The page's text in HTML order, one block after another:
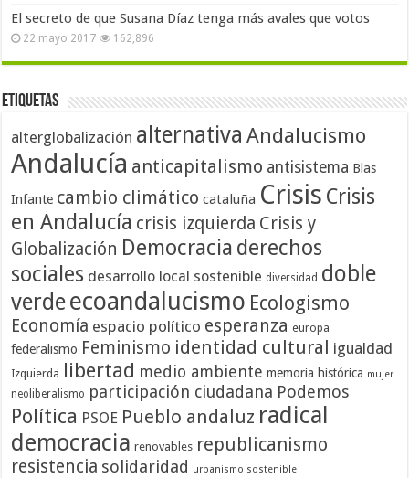
El secreto de que Susana Díaz tenga más avales que votos
22 mayo 2017 162,896
Etiquetas
alterglobalización alternativa Andalucismo
Andalucía anticapitalismo antisistema Blas
Infante cambio climático cataluña Crisis Crisis
en Andalucía crisis izquierda Crisis y
Globalización Democracia derechos
sociales desarrollo local sostenible diversidad doble
verdeecoandalucismo Ecologismo
Economía espacio político esperanza europa
federalismo Feminismo identidad cultural igualdad
Izquierda libertad medio ambiente memoria histórica mujer
neoliberalismo participación ciudadana Podemos
Política PSOE Pueblo andaluz radical
democracia renovables republicanismo
resistencia solidaridad urbanismo sostenible